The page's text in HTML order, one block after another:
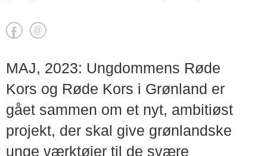
MAJ, 2023: Ungdommens Røde
Kors og Røde Kors i Grønland er
gået sammen om et nyt, ambitiøst
projekt, der skal give grønlandske
unge værktøjer til de svære